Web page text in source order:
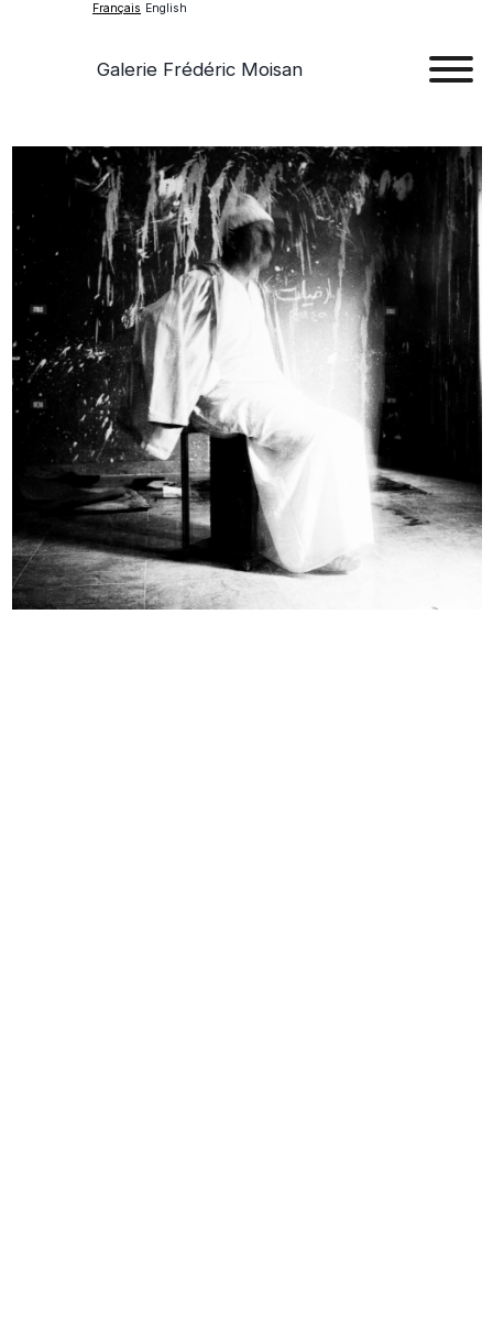
Français English
Galerie Frédéric Moisan
A